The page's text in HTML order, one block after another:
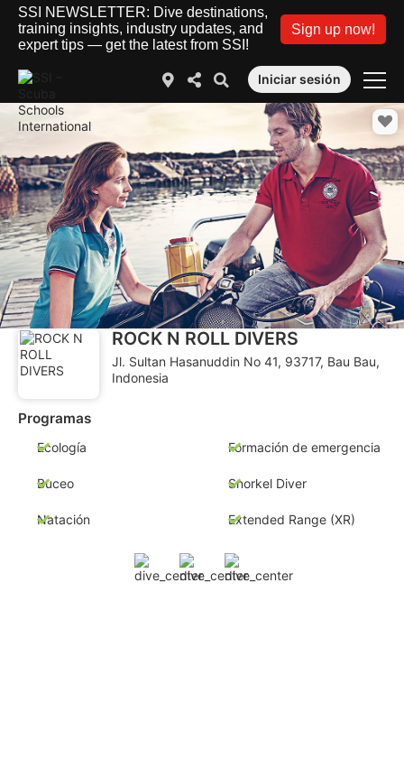
SSI NEWSLETTER: Dive destinations,
training insights, industry updates, and
expert tips — get the latest from SSI!
Sign up now!
Iniciar sesión
ROCK N ROLL DIVERS
Jl. Sultan Hasanuddin No 41, 93717, Bau Bau,
Indonesia
Programas
Ecología Formación de emergencia
Buceo Snorkel Diver
Natación Extended Range (XR)